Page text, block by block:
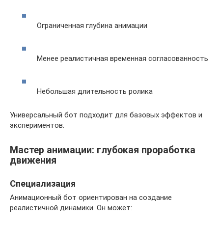
Ограниченная глубина анимации
Менее реалистичная временная согласованность
Небольшая длительность ролика
Универсальный бот подходит для базовых эффектов и
экспериментов.
Мастер анимации: глубокая проработка
движения
Специализация
Анимационный бот ориентирован на создание
реалистичной динамики. Он может: